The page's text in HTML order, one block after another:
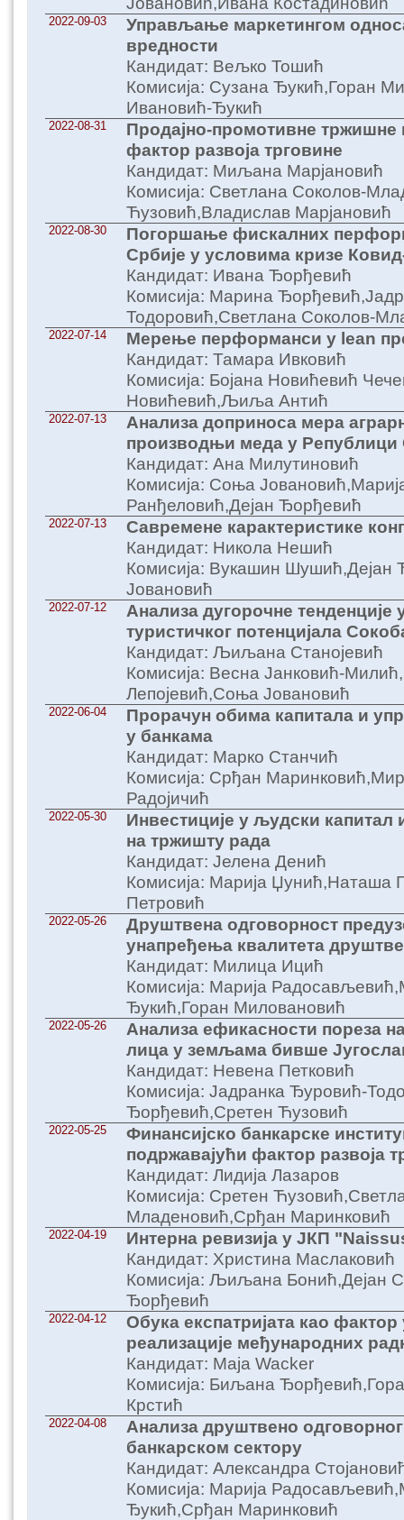
2022-09-03
Управљање маркетингом
вредности
Кандидат: Вељко Тошић
Комисија: Сузана Ђукић,Горан
Ивановић-Ђукић
2022-08-31
Продајно-промотивне тржишне
фактор развоја трговине
Кандидат: Миљана Марјановић
Комисија: Светлана Соколов-
Ћузовић,Владислав Марјановић
2022-08-30
Погоршање фискалних
Србије у условима кризе
Кандидат: Ивана Ђорђевић
Комисија: Марина
Тодоровић,Светлана Соколов-
2022-07-14
Мерење перформанси у lean
Кандидат: Тамара Ивковић
Комисија: Бојана Новићевић
Новићевић,Љиља Антић
2022-07-13
Анализа доприноса мера
производњи меда у Републици
Кандидат: Ана Милутиновић
Комисија: Соња
Ранђеловић,Дејан Ђорђевић
2022-07-13
Савремене карактеристике
Кандидат: Никола Нешић
Комисија: Вукашин
Јовановић
2022-07-12
Анализа дугорочне тенденције
туристичког потенцијала
Кандидат: Љиљана Станојевић
Комисија: Весна Јанковић-
Лепојевић,Соња Јовановић
2022-06-04
Прорачун обима капитала и
у банкама
Кандидат: Марко Станчић
Комисија: Срђан
Радојичић
2022-05-30
Инвестиције у људски капитал
на тржишту рада
Кандидат: Јелена Денић
Комисија: Марија Џунић,Наташа
Петровић
2022-05-26
Друштвена одговорност
унапређења квалитета
Кандидат: Милица Ицић
Комисија: Марија
Ђукић,Горан Миловановић
2022-05-26
Анализа ефикасности пореза
лица у земљама бивше
Кандидат: Невена Петковић
Комисија: Јадранка Ђуровић-
Ђорђевић,Сретен Ћузовић
2022-05-25
Финансијско банкарске
подржавајући фактор развоја
Кандидат: Лидија Лазаров
Комисија: Сретен
Младеновић,Срђан Маринковић
2022-04-19
Интерна ревизија у ЈКП
Кандидат: Христина Маслаковић
Комисија: Љиљана Бонић,Дејан
Ђорђевић
2022-04-12
Обука експатријатa као
реализације међународних
Кандидат: Маја Wacker
Комисија: Биљана
Крстић
2022-04-08
Анализа друштвено
банкарском сектору
Кандидат: Александра
Комисија: Марија
Ђукић,Срђан Маринковић